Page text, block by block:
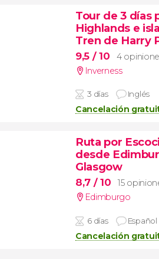
Tour de 3 días
Highlands e
Tren de Harry
9,5 / 10
4
Inverness
3 días Inglés
Cancelación
Ruta por
desde
Glasgow
8,7 / 10
15
Edimburgo
6 días Español
Cancelación